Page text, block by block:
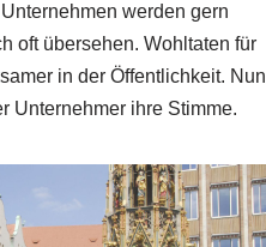
werden gern
oft übersehen. Wohltaten für
in der Öffentlichkeit. Nun
Unternehmer ihre Stimme.